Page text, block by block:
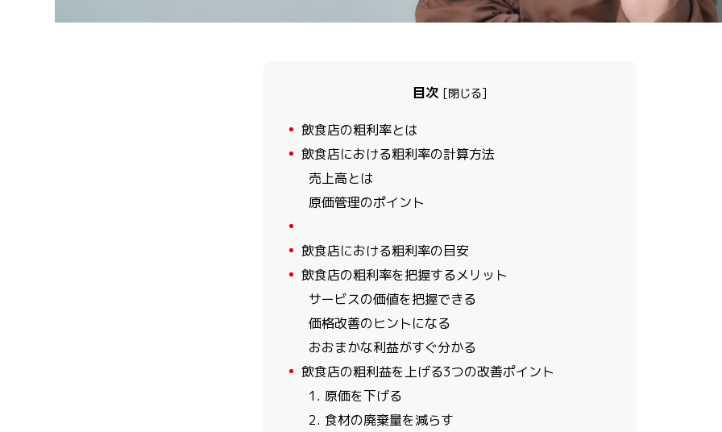
目次 [閉じる]
1 飲食店の粗利率とは
2 飲食店における粗利率の計算方法
売上高とは
原価管理のポイント
3
4 飲食店における粗利率の目安
5 飲食店の粗利率を把握するメリット
サービスの価値を把握できる
価格改善のヒントになる
おおまかな利益がすぐ分かる
6 飲食店の粗利益を上げる3つの改善ポイント
1. 原価を下げる
2. 食材の廃棄量を減らす